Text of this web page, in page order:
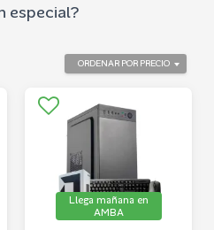
especial?
ORDENAR POR PRECIO
Llega mañana en
AMBA